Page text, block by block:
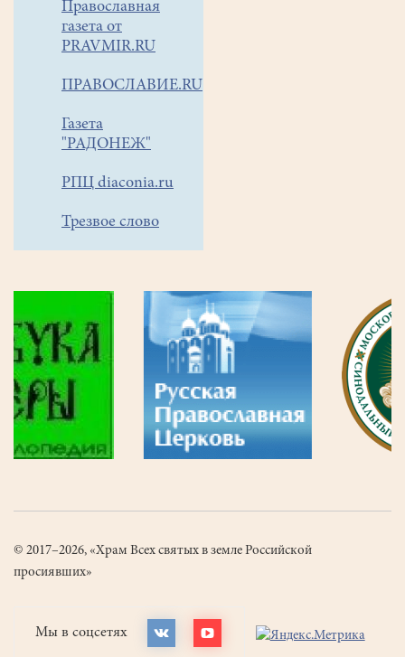
Православная
газета от
PRAVMIR.RU
ПРАВОСЛАВИЕ.RU
Газета
"РАДОНЕЖ"
РПЦ diaconia.ru
Трезвое слово
© 2017–2026, «Храм Всех святых в земле Российской
просиявших»
Мы в соцсетях